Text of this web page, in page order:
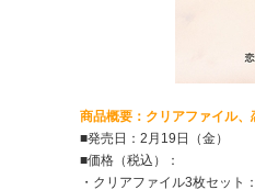
商品概要：クリアファイル
■発売日：2月19日（金）
■価格（税込）：
・クリアファイル3枚セット